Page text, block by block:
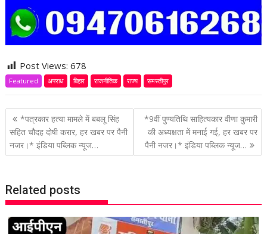
Post Views:678
Featured अपराध बिहार राजनीतिक राज्य समस्तीपुर
P
o
s
n
a
*पत्रकार हत्या मामले में बबलू सिंह
सहित चौदह दोषी करार, हर खबर पर पैनी
नजर।* इंडिया पब्लिक न्यूज…
*9वीं पुण्यतिथि साहित्यकार वीणा कुमारी
की अध्यक्षता में मनाई गई, हर खबर पर
पैनी नजर।* इंडिया पब्लिक न्यूज…
Related posts